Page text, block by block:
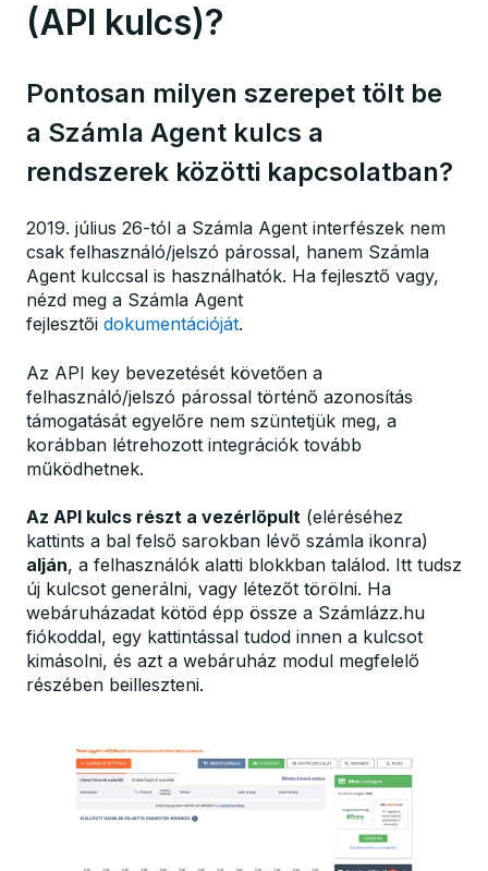
(API kulcs)?
Pontosan milyen szerepet tölt be
a Számla Agent kulcs a
rendszerek közötti kapcsolatban?
2019. július 26-tól a Számla Agent interfészek nem
csak felhasználó/jelszó párossal, hanem Számla
Agent kulccsal is használhatók. Ha fejlesztő vagy,
nézd meg a Számla Agent
fejlesztői dokumentációját.
Az API key bevezetését követően a
felhasználó/jelszó párossal történő azonosítás
támogatását egyelőre nem szüntetjük meg, a
korábban létrehozott integrációk tovább
működhetnek.
Az API kulcs részt a vezérlőpult (eléréséhez
kattints a bal felső sarokban lévő számla ikonra)
alján, a felhasználók alatti blokkban találod. Itt tudsz
új kulcsot generálni, vagy létezőt törölni. Ha
webáruházadat kötöd épp össze a Számlázz.hu
fiókoddal, egy kattintással tudod innen a kulcsot
kimásolni, és azt a webáruház modul megfelelő
részében beilleszteni.